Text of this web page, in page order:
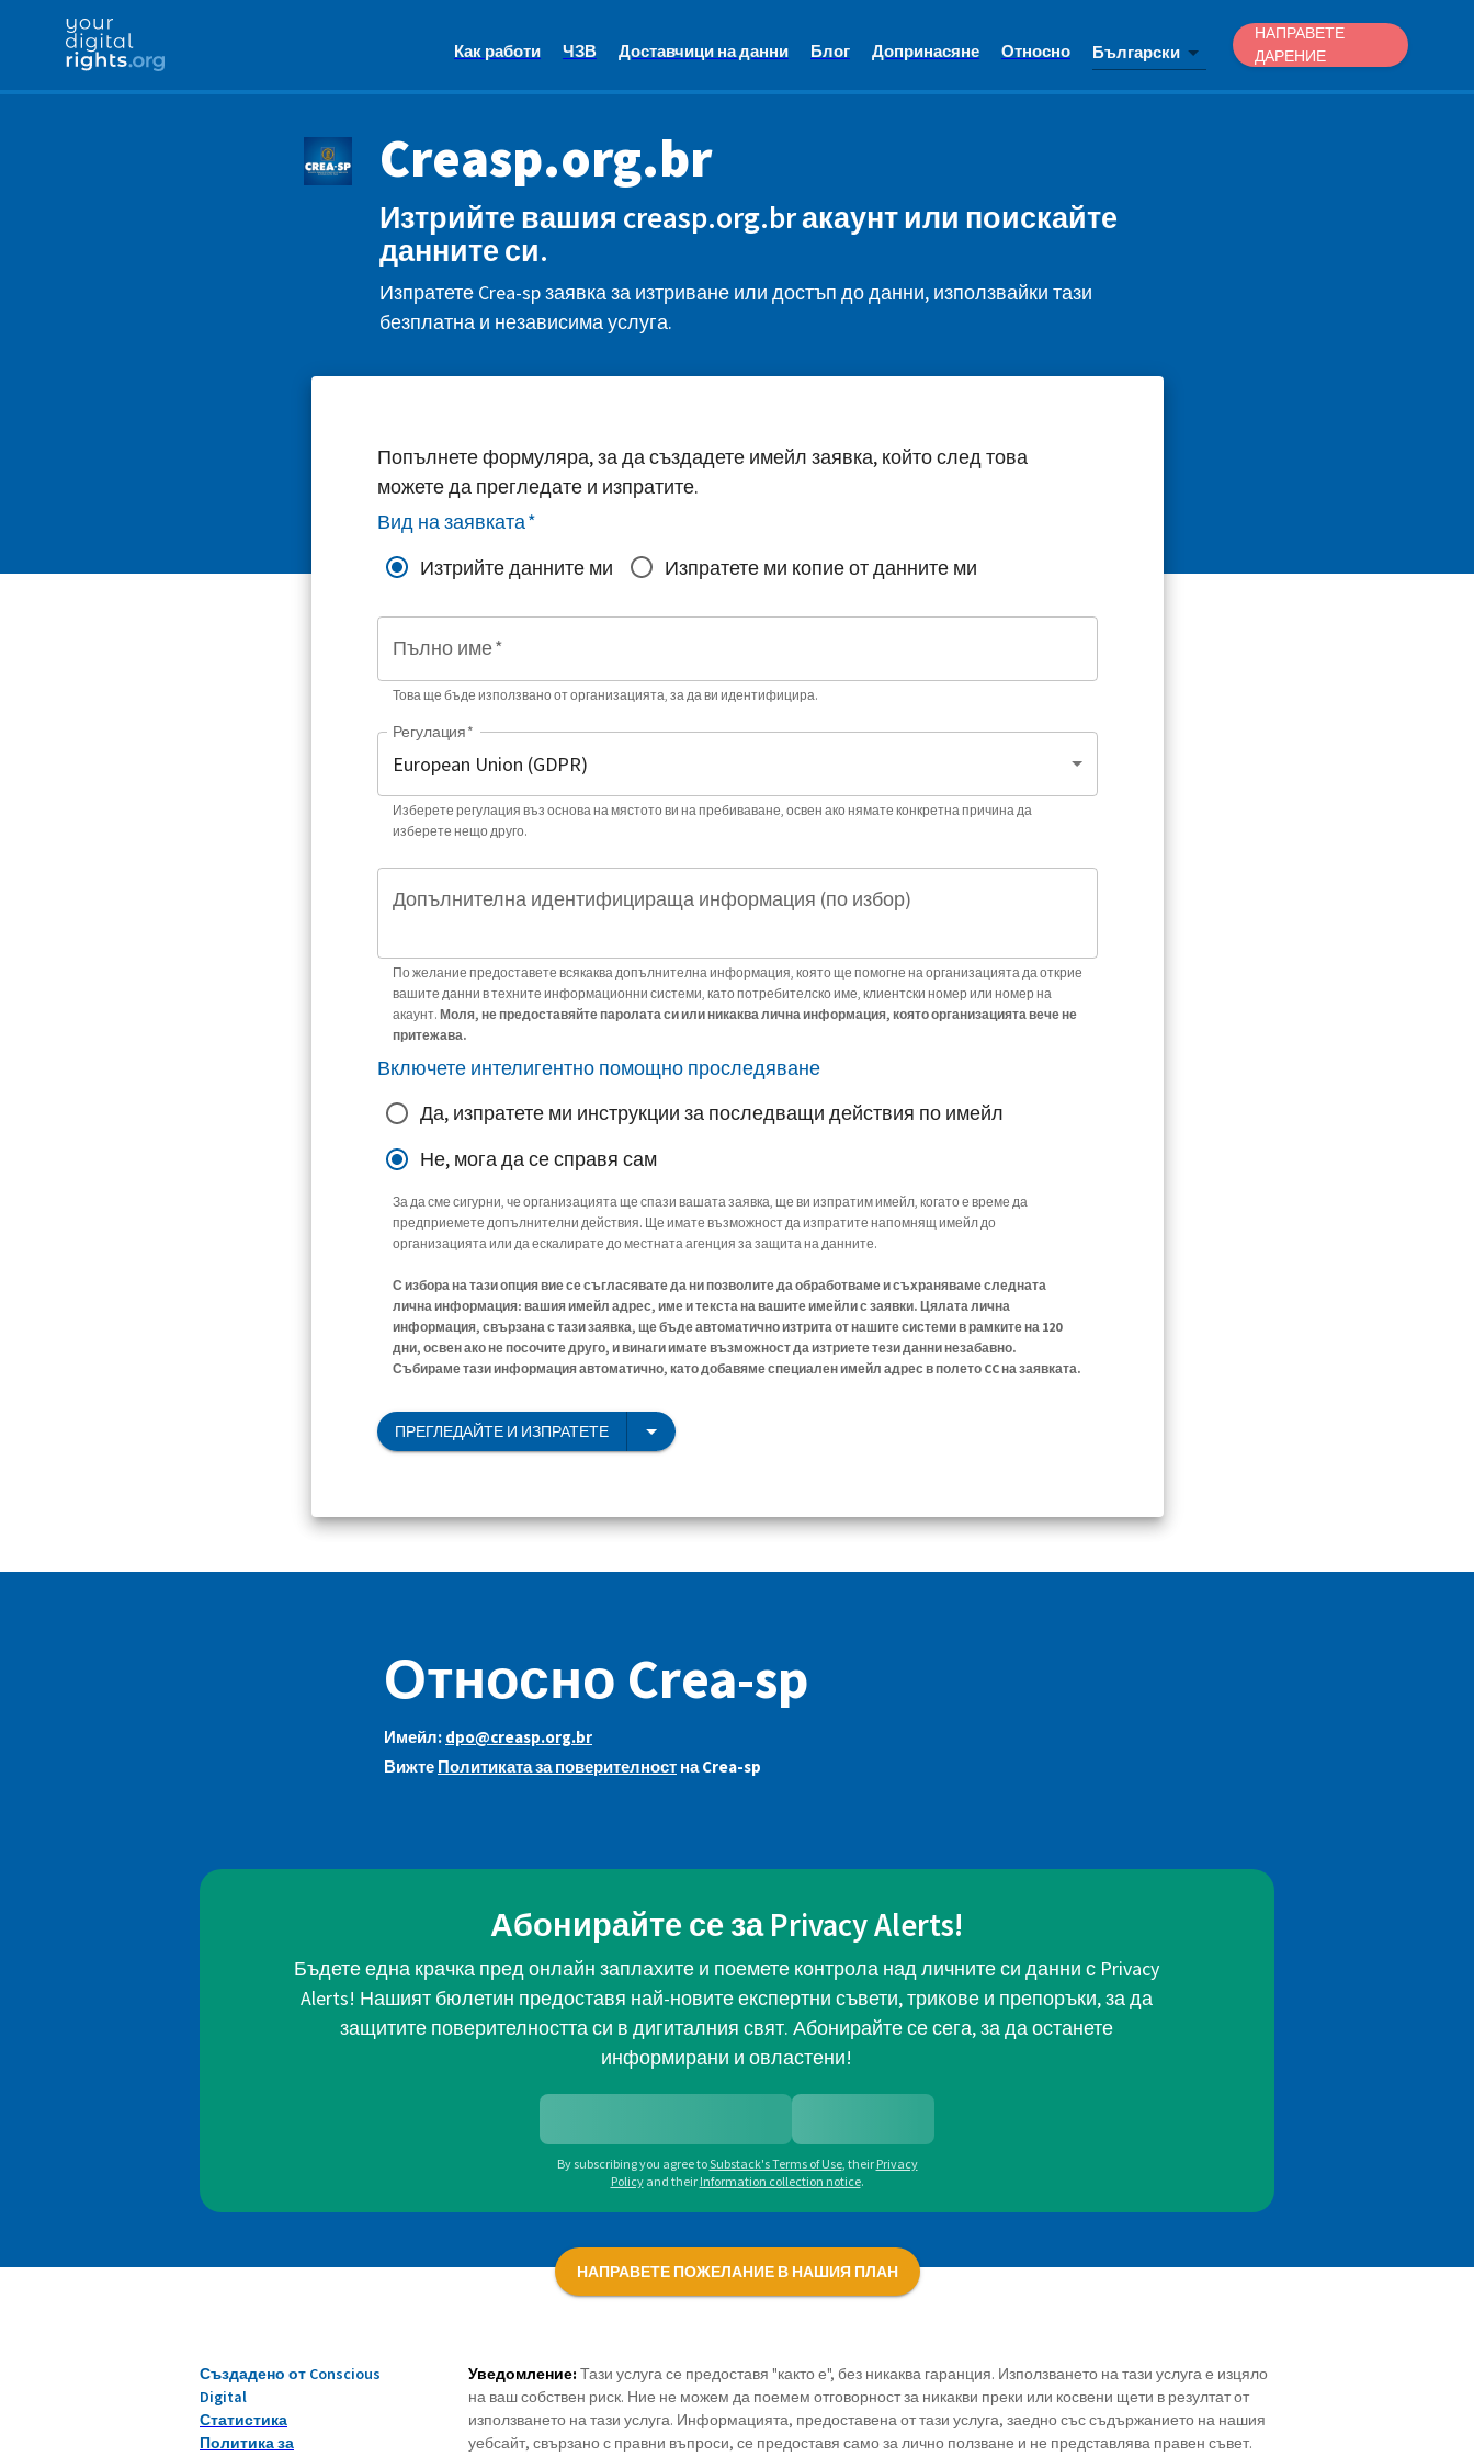
Как работи ЧЗВ Доставчици на данни Блог Допринасяне Относно Български
НАПРАВЕТЕ
ДАРЕНИЕ
Creasp.org.br
Изтрийте вашия creasp.org.br акаунт или поискайте
данните си.
Изпратете Crea-sp заявка за изтриване или достъп до данни, използвайки тази
безплатна и независима услуга.
Попълнете формуляра, за да създадете имейл заявка, който след това
можете да прегледате и изпратите.
Вид на заявката*
Изтрийте данните ми
Изпратете ми копие от данните ми
Пълно име*
Това ще бъде използвано от организацията, за да ви идентифицира.
Регулация *
Изберете регулация въз основа на мястото ви на пребиваване, освен ако нямате конкретна причина да
изберете нещо друго.
Допълнителна идентифицираща информация (по избор)
По желание предоставете всякаква допълнителна информация, която ще помогне на организацията да открие
вашите данни в техните информационни системи, като потребителско име, клиентски номер или номер на
акаунт. Моля, не предоставяйте паролата си или никаква лична информация, която организацията вече не
притежава.
Включете интелигентно помощно проследяване
Да, изпратете ми инструкции за последващи действия по имейл
Не, мога да се справя сам
За да сме сигурни, че организацията ще спази вашата заявка, ще ви изпратим имейл, когато е време да
предприемете допълнителни действия. Ще имате възможност да изпратите напомнящ имейл до
организацията или да ескалирате до местната агенция за защита на данните.
С избора на тази опция вие се съгласявате да ни позволите да обработваме и съхраняваме следната
лична информация: вашия имейл адрес, име и текста на вашите имейли с заявки. Цялата лична
информация, свързана с тази заявка, ще бъде автоматично изтрита от нашите системи в рамките на 120
дни, освен ако не посочите друго, и винаги имате възможност да изтриете тези данни незабавно.
Събираме тази информация автоматично, като добавяме специален имейл адрес в полето CC на заявката.
ПРЕГЛЕДАЙТЕ И ИЗПРАТЕТЕ
Относно Crea-sp
Имейл: dpo@creasp.org.br
Вижте Политиката за поверителност на Crea-sp
Абонирайте се за Privacy Alerts!
Бъдете една крачка пред онлайн заплахите и поемете контрола над личните си данни с Privacy
Alerts! Нашият бюлетин предоставя най-новите експертни съвети, трикове и препоръки, за да
защитите поверителността си в дигиталния свят. Абонирайте се сега, за да останете
информирани и овластени!
By subscribing you agree toSubstack's Terms of Use, their Privacy
Policy and their Information collection notice.
НАПРАВЕТЕ ПОЖЕЛАНИЕ В НАШИЯ ПЛАН
Създадено от Conscious
Digital
Статистика
Политика за
Уведомление: Тази услуга се предоставя "както е", без никаква гаранция. Използването на тази услуга е изцяло
на ваш собствен риск. Ние не можем да поемем отговорност за никакви преки или косвени щети в резултат от
използването на тази услуга. Информацията, предоставена от тази услуга, заедно със съдържанието на нашия
уебсайт, свързано с правни въпроси, се предоставя само за лично ползване и не представлява правен съвет.